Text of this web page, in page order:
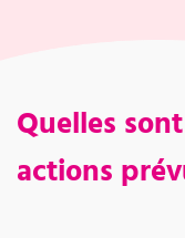
Quelles
actions